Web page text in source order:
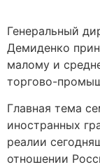
Генеральный
Демиденко
малому и
торгово-
Главная тема
иностранных
реалии
отношении